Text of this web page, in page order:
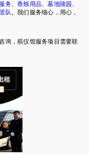
务、香烛用品 、墓地陵园
队
。我们服务细心，用心，
询，殡仪馆服务项目需要联